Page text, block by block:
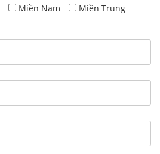
Miền Nam Miền Trung